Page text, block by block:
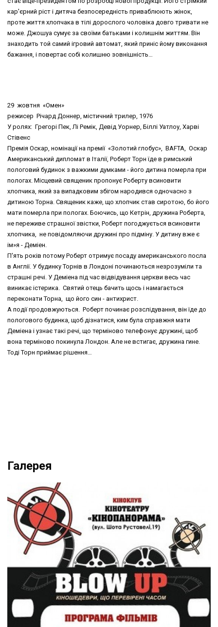
кар'єрний ріст і дитяча безпосередність приваблюють жінок,
проте життя хлопчака в тілі дорослого чоловіка довго тривати не
може. Джошуа сумує за своїми батьками і колишнім життям. Він
знаходить той самий ігровий автомат, який приніс йому виконання
бажання, і повертає собі колишню зовнішність…
29 жовтня «Омен»
режисер Річард Доннер, містичний трилер, 1976
У ролях: Грегорі Пек, Лі Ремік, Девід Уорнер, Біллі Уатлоу, Харві
Стівенс
Премія Оскар, номінації на премії «Золотий глобус», BAFTA, Оскар
Американський дипломат в Італії, Роберт Торн їде в римський
пологовий будинок з важкими думками - його дитина померла при
пологах. Місцевий священик пропонує Роберту всиновити
хлопчика, який за випадковим збігом народився одночасно з
дитиною Торна. Священик каже, що хлопчик став сиротою, бо його
мати померла при пологах. Боючись, що Кетрін, дружина Роберта,
не переживе страшної звістки, Роберт погоджується всиновити
хлопчика, не повідомляючи дружині про підміну. У дитину вже є
ім»я - Деміен.
П'ять років потому Роберт отримує посаду американського посла
в Англії. У будинку Торнів в Лондоні починаються незрозуміли та
страшні речі. У Деміена під час відвідування церкви весь час
виникає істерика. Святий отець бачить щось і намагається
переконати Торна, що його син - антихрист.
А події продовжуються. Роберт починає розслідування, він їде до
пологового будинка, щоб дізнатися, ким була справжня мати
Деміена і узнає такі речі, що терміново телефонує дружині, щоб
вона терміново покинула Лондон. Але не встигає, дружина гине.
Тоді Торн приймає рішення…
Галерея